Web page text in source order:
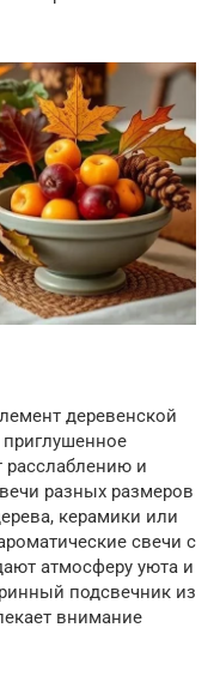
деревенской
расслаблению и
разных размеров
керамики или
свечи с
атмосферу уюта и
подсвечник из
внимание